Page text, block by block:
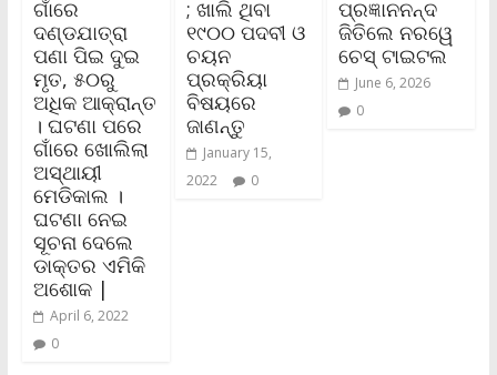
ଗାଁରେ
ଦଣ୍ଡଯାତ୍ରା
ପଣା ପିଇ ଦୁଇ
ମୃତ, ୫୦ରୁ
ଅଧିକ ଆକ୍ରାନ୍ତ
। ଘଟଣା ପରେ
ଗାଁରେ ଖୋଲିଲା
ଅସ୍ଥାୟୀ
ମେଡିକାଲ ।
ଘଟଣା ନେଇ
ସୂଚନା ଦେଲେ
ଡାକ୍ତର ଏମିକି
ଅଶୋକ |
April 6, 2022
0
; ଖାଲି ଥିବା
୧୯୦୦ ପଦବୀ ଓ
ଚୟନ
ପ୍ରକ୍ରିୟା
ବିଷୟରେ
ଜାଣନ୍ତୁ
January 15,
2022
0
ପ୍ରଜ୍ଞାନନନ୍ଦ
ଜିତିଲେ ନରୱେ
ଚେସ୍ ଟାଇଟଲ
June 6, 2026
0